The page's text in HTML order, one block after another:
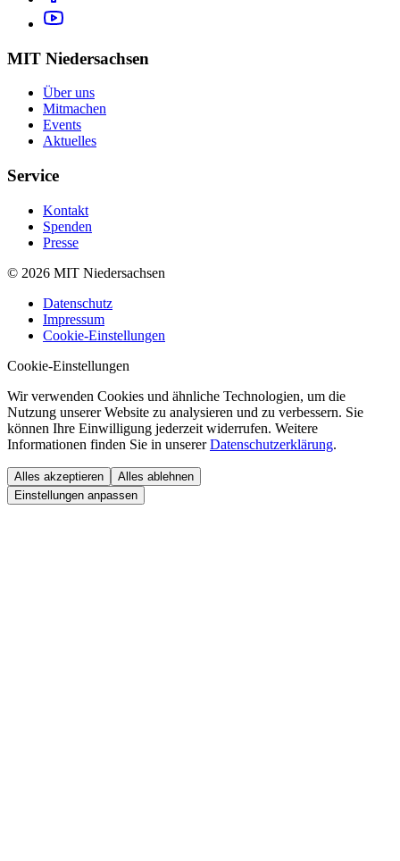
MIT Niedersachsen
Über uns
Mitmachen
Events
Aktuelles
Service
Kontakt
Spenden
Presse
© 2026 MIT Niedersachsen
Datenschutz
Impressum
Cookie-Einstellungen
Cookie-Einstellungen
Wir verwenden Cookies und ähnliche Technologien, um die
Nutzung unserer Website zu analysieren und zu verbessern. Sie
können Ihre Einwilligung jederzeit widerrufen. Weitere
Informationen finden Sie in unserer Datenschutzerklärung.
Alles akzeptieren
Alles ablehnen
Einstellungen anpassen